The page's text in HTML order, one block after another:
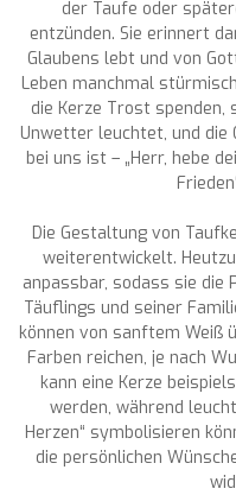
der Taufe oder
entzünden. Sie erinnert
Glaubens lebt und von
Leben manchmal
die Kerze Trost spenden,
Unwetter leuchtet, und die
bei uns ist – „Herr, hebe
Die Gestaltung von
weiterentwickelt.
anpassbar, sodass sie die
Täuflings und seiner
können von sanftem Weiß
Farben reichen, je nach
kann eine Kerze
werden, während
Herzen“ symbolisieren
die persönlichen